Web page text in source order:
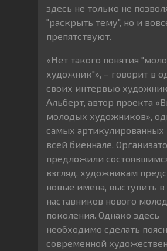
здесь не только не
"раскрыть тему", но и
препятствуют.
«Нет такого понятия
художник"», – говорит в
своих интервью
Альберт, автор проекта
молодых художников»,
самых артикулированных
всей биеннале.
предложили
взгляд, художникам
новые имена, выступить в
наставников нового
поколения. Однако здесь
необходимо сделать
современной